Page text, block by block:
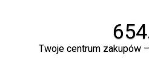
Twoje centrum zakupów